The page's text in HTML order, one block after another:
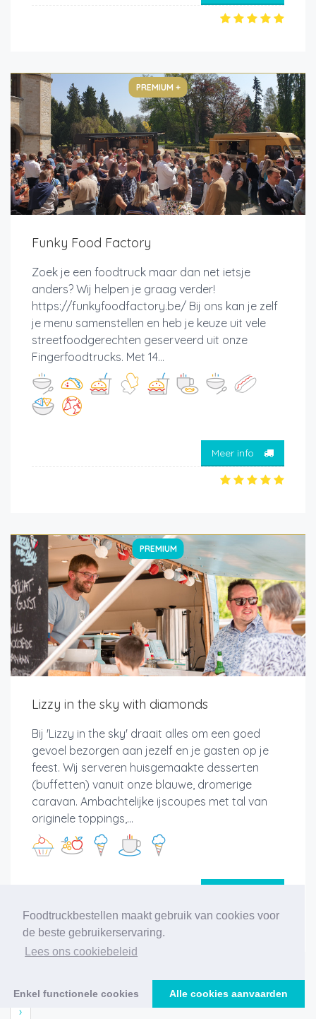
Foodtruckbestellen maakt gebruik van cookies voor
de beste gebruikerservaring.
Lees ons cookiebeleid
Enkel functionele cookies Alle cookies aanvaarden
PREMIUM +
Funky Food Factory
Zoek je een foodtruck maar dan net ietsje
anders? Wij helpen je graag verder!
https://funkyfoodfactory.be/ Bij ons kan je zelf
je menu samenstellen en heb je keuze uit vele
streetfoodgerechten geserveerd uit onze
Fingerfoodtrucks. Met 14...
Meer info
PREMIUM
Lizzy in the sky with diamonds
Bij 'Lizzy in the sky' draait alles om een goed
gevoel bezorgen aan jezelf en je gasten op je
feest. Wij serveren huisgemaakte desserten
(buffetten) vanuit onze blauwe, dromerige
caravan. Ambachtelijke ijscoupes met tal van
originele toppings,...
›